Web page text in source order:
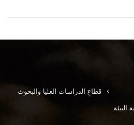
قطاع الدراسات العليا والبحوث